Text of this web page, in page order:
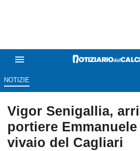
NOTIZIE
Vigor Senigallia,
portiere
vivaio del Cagliari